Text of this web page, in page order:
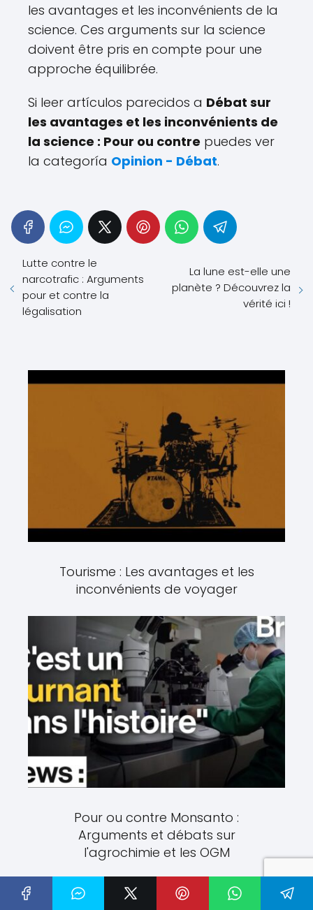
les avantages et les inconvénients de la
science. Ces arguments sur la science
doivent être pris en compte pour une
approche équilibrée.
Si leer artículos parecidos a Débat sur
les avantages et les inconvénients de
la science : Pour ou contre puedes ver
la categoría Opinion - Débat.
Lutte contre le
narcotrafic : Arguments
pour et contre la
légalisation
La lune est-elle une
planète ? Découvrez la
vérité ici !
Tourisme : Les avantages et les
inconvénients de voyager
Pour ou contre Monsanto :
Arguments et débats sur
l'agrochimie et les OGM